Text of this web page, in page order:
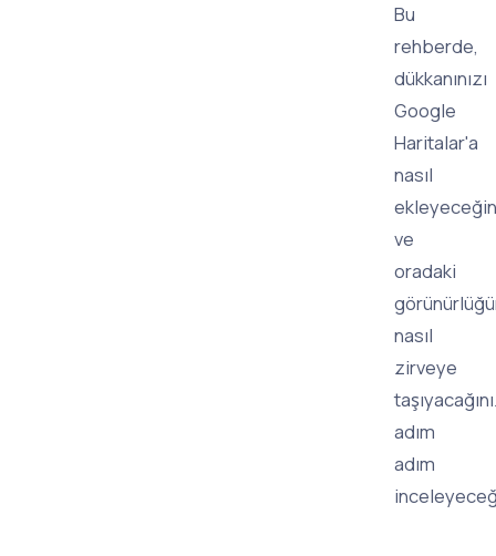
Bu
rehberde,
dükkanınızı
Google
Haritalar'a
nasıl
ve
oradaki
nasıl
zirveye
adım
adım